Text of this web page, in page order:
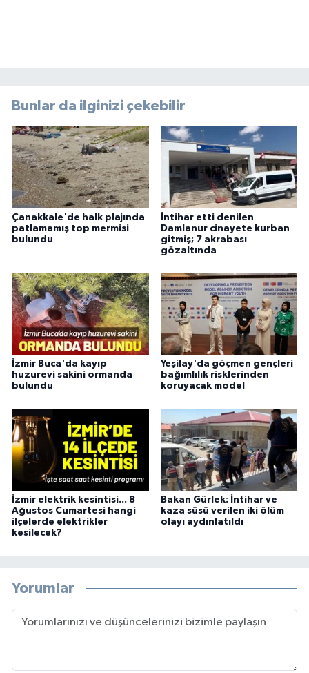
Bunlar da ilginizi çekebilir
Çanakkale'de halk plajında
patlamamış top mermisi
bulundu
İntihar etti denilen
Damlanur cinayete kurban
gitmiş; 7 akrabası
gözaltında
İzmir Buca'da kayıp
huzurevi sakini ormanda
bulundu
Yeşilay'da göçmen gençleri
bağımlılık risklerinden
koruyacak model
İzmir elektrik kesintisi... 8
Ağustos Cumartesi hangi
ilçelerde elektrikler
kesilecek?
Bakan Gürlek: İntihar ve
kaza süsü verilen iki ölüm
olayı aydınlatıldı
Yorumlar